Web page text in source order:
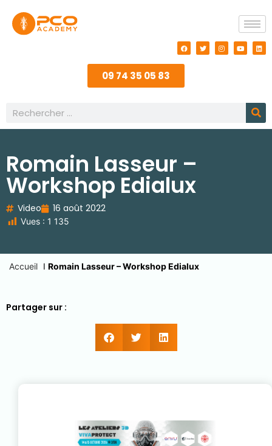
09 74 35 05 83
Romain Lasseur –
Workshop Edialux
Video 16 août 2022
Vues : 1 135
Accueil I Romain Lasseur – Workshop Edialux
Partager sur :